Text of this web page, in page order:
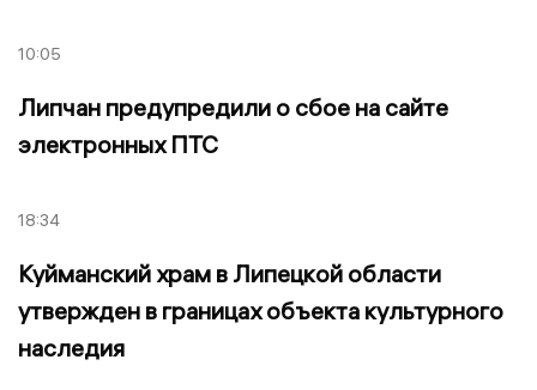
10:05
Липчан предупредили о сбое на сайте
электронных ПТС
18:34
Куйманский храм в Липецкой области
утвержден в границах объекта культурного
наследия